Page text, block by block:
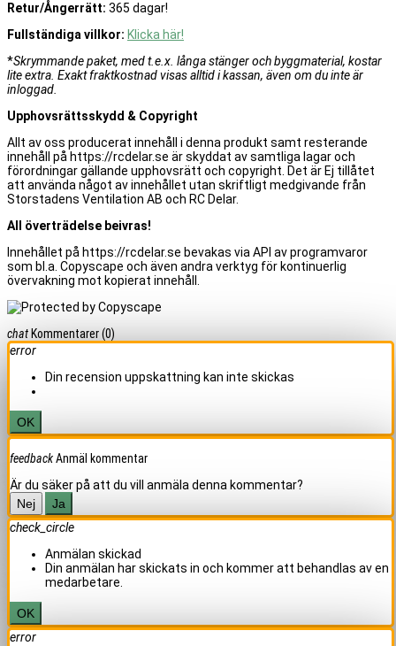
Retur/Ångerrätt: 365 dagar!
Fullständiga villkor: Klicka här!
*Skrymmande paket, med t.e.x. långa stänger och byggmaterial, kostar
lite extra. Exakt fraktkostnad visas alltid i kassan, även om du inte är
inloggad.
Upphovsrättsskydd & Copyright
Allt av oss producerat innehåll i denna produkt samt resterande
innehåll på https://rcdelar.se är skyddat av samtliga lagar och
förordningar gällande upphovsrätt och copyright. Det är Ej tillåtet
att använda något av innehållet utan skriftligt medgivande från
Storstadens Ventilation AB och RC Delar.
All överträdelse beivras!
Innehållet på https://rcdelar.se bevakas via API av programvaror
som bl.a. Copyscape och även andra verktyg för kontinuerlig
övervakning mot kopierat innehåll.
chat Kommentarer(0)
error
Din recension uppskattning kan inte skickas
OK
feedbackAnmäl kommentar
Är du säker på att du vill anmäla denna kommentar?
Nej
Ja
check_circle
Anmälan skickad
Din anmälan har skickats in och kommer att behandlas av en
medarbetare.
OK
error